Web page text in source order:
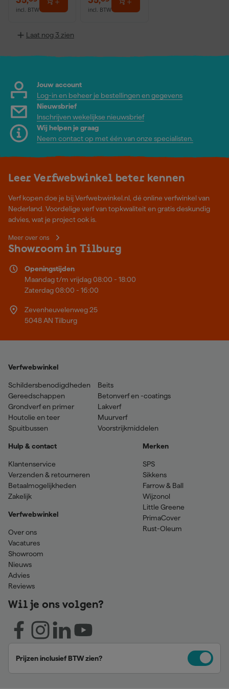
incl. BTW incl. BTW
Laat nog 3 zien
Jouw account
Log-in en beheer je bestellingen en gegevens
Nieuwsbrief
Inschrijven wekelijkse nieuwsbrief
Wij helpen je graag
Neem contact op met één van onze specialisten.
Leer Verfwebwinkel beter kennen
Verf kopen doe je bij Verfwebwinkel.nl, dé online verfwinkel van
Nederland. Voordelige verf van topkwaliteit en gratis deskundig
advies, wat je project ook is.
Meer over ons
Showroom in Tilburg
Openingstijden
Maandag t/m vrijdag 08:00 - 18:00
Zaterdag 08:00 - 16:00
Zevenheuvelenweg 25
5048 AN Tilburg
Verfwebwinkel
Schildersbenodigdheden
Gereedschappen
Grondverf en primer
Houtolie en teer
Spuitbussen
Beits
Betonverf en -coatings
Lakverf
Muurverf
Voorstrijkmiddelen
Hulp & contact
Klantenservice
Verzenden & retourneren
Betaalmogelijkheden
Zakelijk
Verfwebwinkel
Over ons
Vacatures
Showroom
Nieuws
Advies
Reviews
Merken
SPS
Sikkens
Farrow & Ball
Wijzonol
Little Greene
PrimaCover
Rust-Oleum
Wil je ons volgen?
Prijzen inclusief BTW zien?